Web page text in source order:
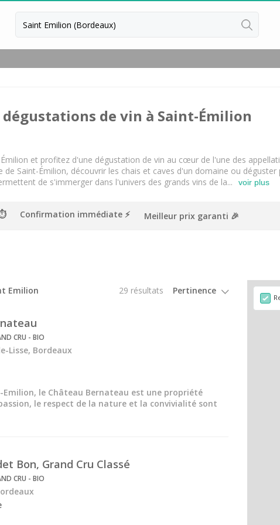
Dégustation vin & fromage
Dégustation whisky Bordeaux
Cours d'oenologie Bordeaux
Cours d'oenologie Saint Emilion
Ateliers d'assemblage vin Bordeaux
de vin à Saint-Émilion
et profitez d'une dégustation de vin au cœur de l'une des
Saint-Émilion, découvrir les chais et caves d'un domaine ou
de s'immerger dans l'univers des grands vins de la...
voir plus
Confirmation immédiate ⚡️ Meilleur prix garanti 🎉
Emilion 29 résultats
CRU - BIO
Lisse, Bordeaux
Emilion, le Château Bernateau est une propriété
le respect de la nature et la convivialité sont
Bon, Grand Cru Classé
CRU - BIO